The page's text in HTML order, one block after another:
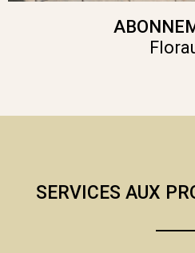
SERVICES AUX